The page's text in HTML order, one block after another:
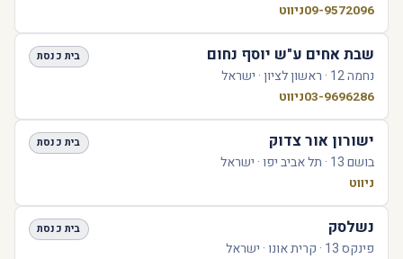
09-9572096ניווט
שבת אחים ע"ש יוסף נחום בית כנסת
נחמה 12 · ראשון לציון · ישראל
03-9696286ניווט
ישורון אור צדוק בית כנסת
בושם 13 · תל אביב יפו · ישראל
ניווט
נשלסק בית כנסת
פינקס 13 · קרית אונו · ישראל